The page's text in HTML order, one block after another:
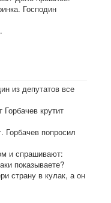
Господин
из депутатов все
Горбачев крутит
Горбачев попросил
и спрашивают:
показываете?
страну в кулак, а он